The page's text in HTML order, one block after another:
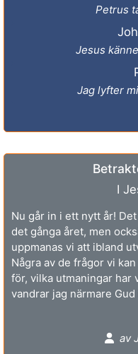
Petrus
Jesus
Jag lyfter
I
Nu går in i ett nytt år!
det gånga året, men
uppmanas vi att ibland
Några av de frågor vi
för, vilka utmaningar har
vandrar jag närmare
av